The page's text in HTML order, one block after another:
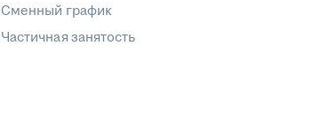
Сменный график
Частичная занятость